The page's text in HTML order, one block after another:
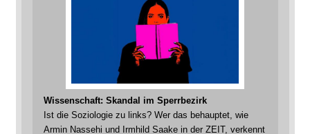
Wissenschaft: Skandal im Sperrbezirk
Ist die Soziologie zu links? Wer das behauptet, wie
Armin Nassehi und Irmhild Saake in der ZEIT, verkennt